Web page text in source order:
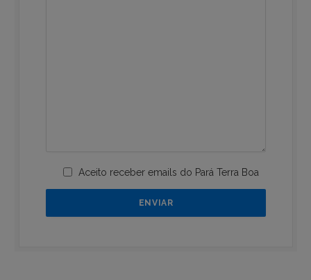
Aceito receber emails do Pará Terra Boa